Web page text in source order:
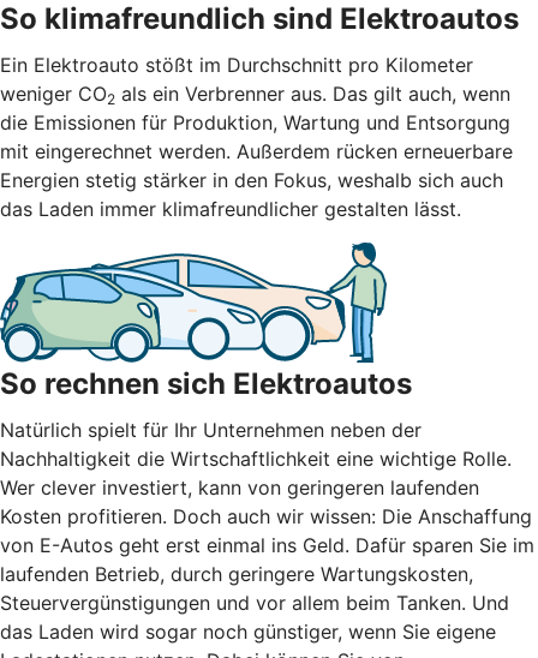
So klimafreundlich sind Elektroautos
Ein Elektroauto stößt im Durchschnitt pro Kilometer
weniger CO2 als ein Verbrenner aus. Das gilt auch, wenn
die Emissionen für Produktion, Wartung und Entsorgung
mit eingerechnet werden. Außerdem rücken erneuerbare
Energien stetig stärker in den Fokus, weshalb sich auch
das Laden immer klimafreundlicher gestalten lässt.
So rechnen sich Elektroautos
Natürlich spielt für Ihr Unternehmen neben der
Nachhaltigkeit die Wirtschaftlichkeit eine wichtige Rolle.
Wer clever investiert, kann von geringeren laufenden
Kosten profitieren. Doch auch wir wissen: Die Anschaffung
von E-Autos geht erst einmal ins Geld. Dafür sparen Sie im
laufenden Betrieb, durch geringere Wartungskosten,
Steuervergünstigungen und vor allem beim Tanken. Und
das Laden wird sogar noch günstiger, wenn Sie eigene